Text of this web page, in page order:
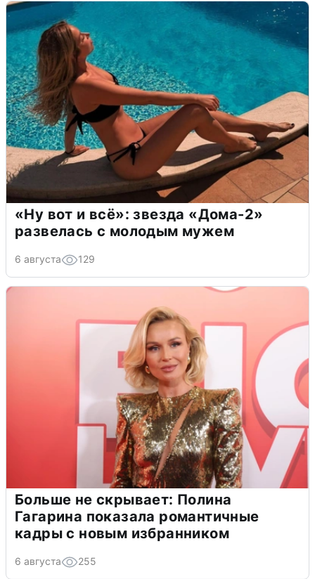
«Ну вот и всё»: звезда «Дома-2»
развелась с молодым мужем
6 августа 129
Больше не скрывает: Полина
Гагарина показала романтичные
кадры с новым избранником
6 августа 255